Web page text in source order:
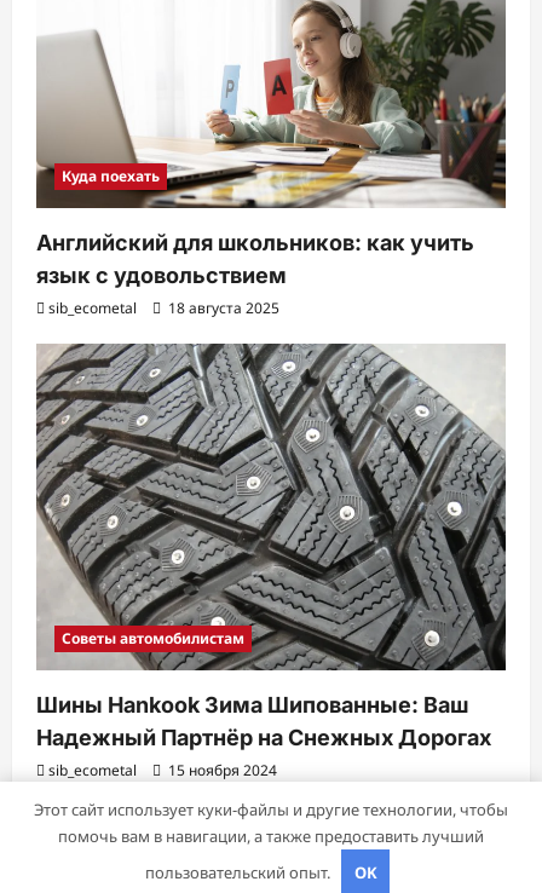
Куда поехать
Английский для школьников: как учить
язык с удовольствием
sib_ecometal 18 августа 2025
Советы автомобилистам
Шины Hankook Зима Шипованные: Ваш
Надежный Партнёр на Снежных Дорогах
sib_ecometal 15 ноября 2024
Авторское право © 2026 Все права зарезервированы.
ReviewNewsот AF themes.
Этот сайт использует куки-файлы и другие технологии, чтобы
помочь вам в навигации, а также предоставить лучший
пользовательский опыт.
OK